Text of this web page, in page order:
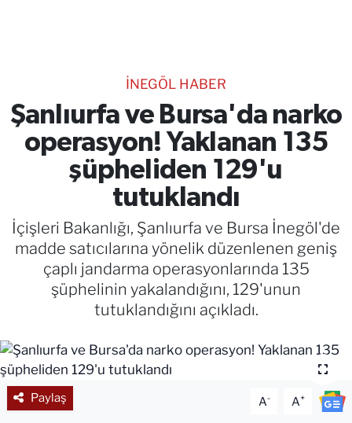
İNEGÖL HABER
Şanlıurfa ve Bursa'da narko
operasyon! Yaklanan 135
şüpheliden 129'u
tutuklandı
İçişleri Bakanlığı, Şanlıurfa ve Bursa İnegöl'de
madde satıcılarına yönelik düzenlenen geniş
çaplı jandarma operasyonlarında 135
şüphelinin yakalandığını, 129'unun
tutuklandığını açıkladı.
Paylaş A- A+
RESMİ İLANLAR
Gencsesfm Canlı Dinle